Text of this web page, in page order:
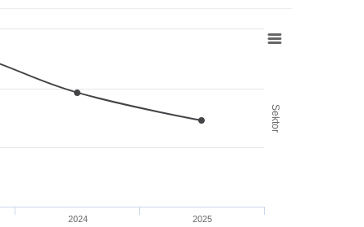
Sektor
2024 2025